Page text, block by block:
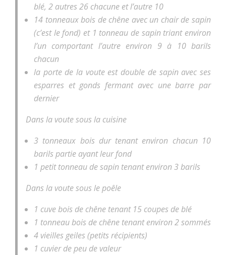
blé, 2 autres 26 chacune et l’autre 10
14 tonneaux bois de chêne avec un chair de sapin
(c’est le fond) et 1 tonneau de sapin triant environ
l’un comportant l’autre environ 9 à 10 barils
chacun
la porte de la voute est double de sapin avec ses
esparres et gonds fermant avec une barre par
dernier
Dans la voute sous la cuisine
3 tonneaux bois dur tenant environ chacun 10
barils partie ayant leur fond
1 petit tonneau de sapin tenant environ 3 barils
Dans la voute sous le poêle
1 cuve bois de chêne tenant 15 coupes de blé
1 tonneau bois de chêne tenant environ 2 sommés
4 vieilles geiles (petits récipients)
1 cuvier de peu de valeur